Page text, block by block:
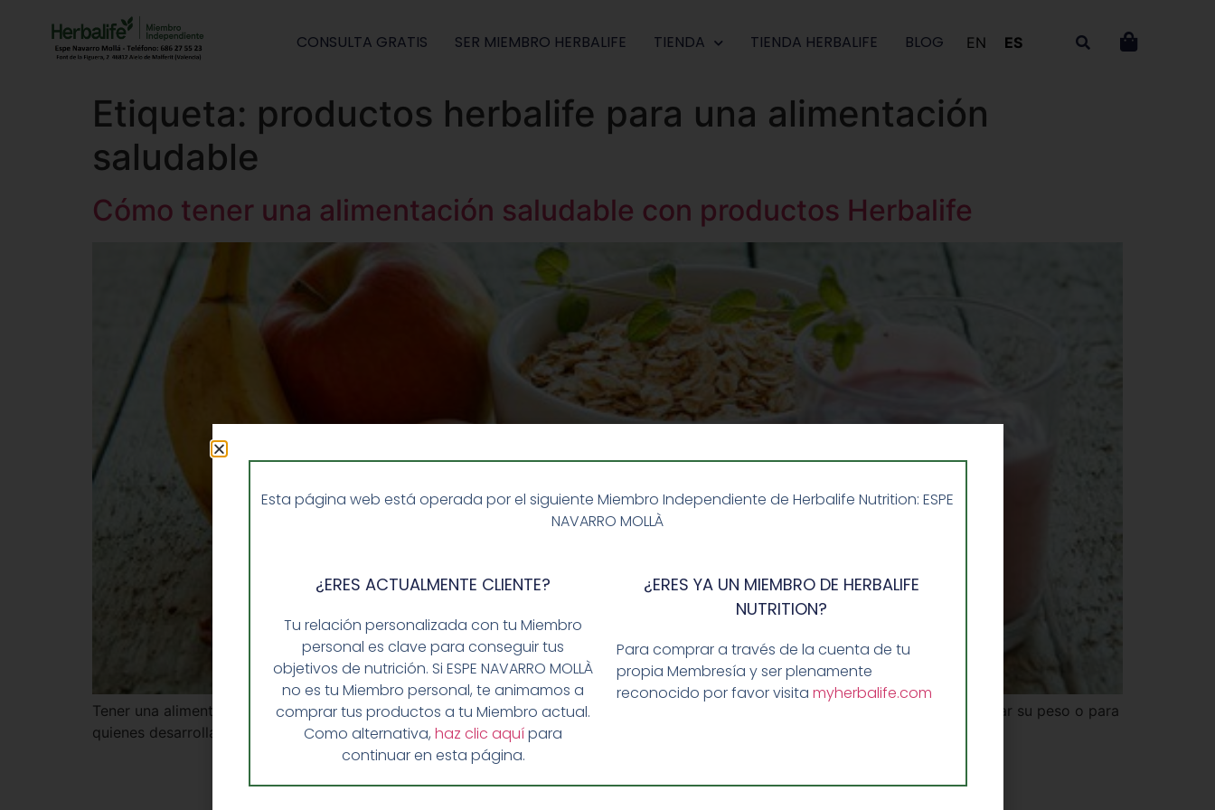
CONSULTA GRATIS SER MIEMBRO HERBALIFE TIENDA TIENDA HERBALIFE BLOG EN ES
Etiqueta: productos herbalife para una alimentación
saludable
Cómo tener una alimentación saludable con productos Herbalife
Tener una alimentación saludable es la principal preocupación para muchas personas. Sobre todo, para aquellas que desean controlar su peso o para
quienes desarrollan una actividad deportiva. En estos casos, cuidar la alimentación es fundamental.
Esta página web está operada por el siguiente Miembro Independiente de Herbalife Nutrition: ESPE
NAVARRO MOLLÀ
¿ERES ACTUALMENTE CLIENTE?
Tu relación personalizada con tu Miembro
personal es clave para conseguir tus
objetivos de nutrición. Si ESPE NAVARRO MOLLÀ
no es tu Miembro personal, te animamos a
comprar tus productos a tu Miembro actual.
Como alternativa,haz clic aquípara
continuar en esta página.
¿ERES YA UN MIEMBRO DE HERBALIFE
NUTRITION?
Para comprar a través de la cuenta de tu
propia Membresía y ser plenamente
reconocido por favor visita myherbalife.com